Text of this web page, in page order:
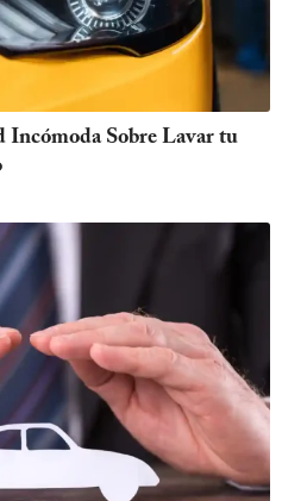
Incómoda Sobre Lavar tu